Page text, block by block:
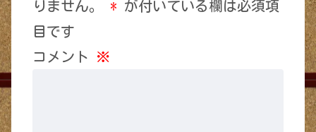
りません。
* が付いている欄は必須項
目です
コメント ※